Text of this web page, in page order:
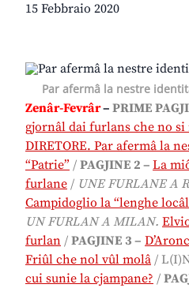
15 Febbraio 2020
Par afermâ la nestre
Zenâr-Fevrâr– PRIME
gjornâl dai furlans che no
DIRETORE. Par afermâ la
“Patrie” / PAGJINE 2 – La
furlane / UNE FURLANE A
Campidoglio la “lenghe
UN FURLAN A MILAN.
furlan / PAGJINE 3 –
Friûl che nol vûl molâ /
cui sunie la cjampane? /